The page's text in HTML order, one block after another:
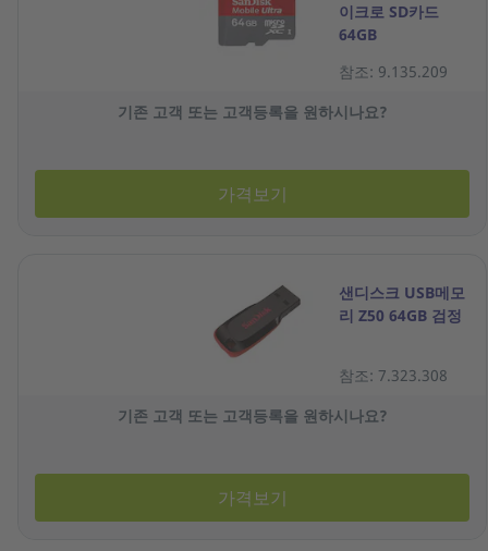
이크로 SD카드
64GB
참조: 9.135.209
기존 고객 또는 고객등록을 원하시나요?
가격보기
샌디스크 USB메모
리 Z50 64GB 검정
참조: 7.323.308
기존 고객 또는 고객등록을 원하시나요?
가격보기